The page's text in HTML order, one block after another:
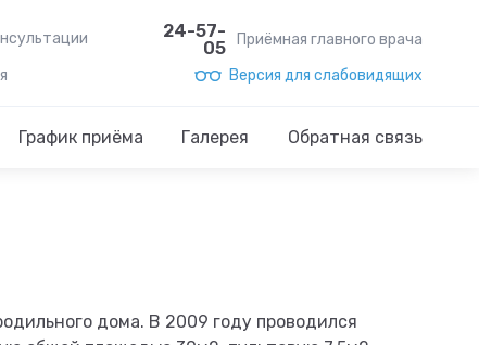
24-57-
05
Приёмная главного врача
Версия для слабовидящих
График приёма Галерея Обратная связь
дома. В 2009 году проводился